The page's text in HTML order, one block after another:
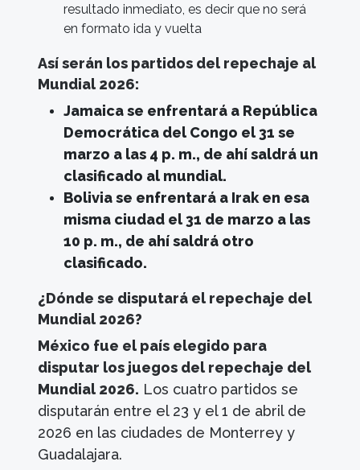
resultado inmediato, es decir que no será
en formato ida y vuelta
Así serán los partidos del repechaje al
Mundial 2026:
Jamaica se enfrentará a República
Democrática del Congo el 31 se
marzo a las 4 p. m., de ahí saldrá un
clasificado al mundial.
Bolivia se enfrentará a Irak en esa
misma ciudad el 31 de marzo a las
10 p. m., de ahí saldrá otro
clasificado.
¿Dónde se disputará el repechaje del
Mundial 2026?
México fue el país elegido para
disputar los juegos del repechaje del
Mundial 2026. Los cuatro partidos se
disputarán entre el 23 y el 1 de abril de
2026 en las ciudades de Monterrey y
Guadalajara.